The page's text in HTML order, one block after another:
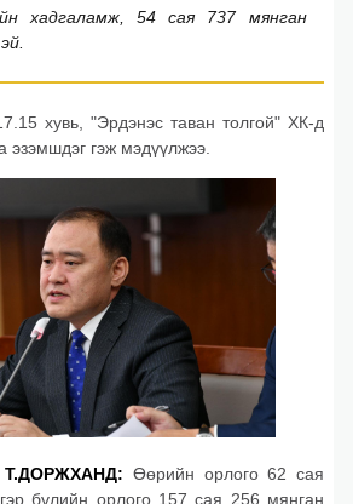
хадгаламж, 54 сая 737 мянган
хувь, "Эрдэнэс таван толгой" ХК-д
эзэмшдэг гэж мэдүүлжээ.
Т.ДОРЖХАНД: Өөрийн орлого 62 сая
бүлийн орлого 157 сая 256 мянган